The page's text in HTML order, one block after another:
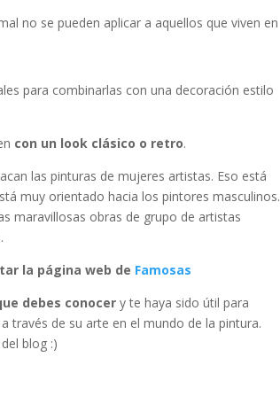
no se pueden aplicar a aquellos que viven en
para combinarlas con una decoración estilo
con un look clásico o retro.
las pinturas de mujeres artistas. Eso está
muy orientado hacia los pintores masculinos.
maravillosas obras de grupo de artistas
la página web de Famosas
debes conocer y te haya sido útil para
través de su arte en el mundo de la pintura.
blog :)